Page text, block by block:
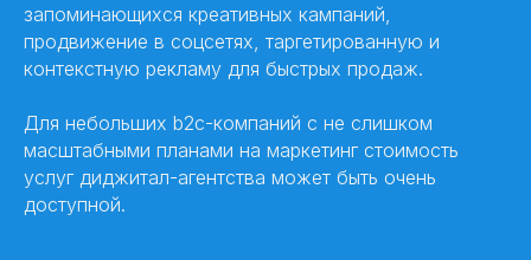
запоминающихся креативных кампаний,
продвижение в соцсетях, таргетированную и
контекстную рекламу для быстрых продаж.
Для небольших b2c-компаний с не слишком
масштабными планами на маркетинг стоимость
услуг диджитал-агентства может быть очень
доступной.